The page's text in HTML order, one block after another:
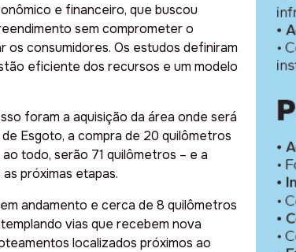
e financeiro, que buscou
sem comprometer o
consumidores. Os estudos definiram
eficiente dos recursos e um modelo
foram a aquisição da área onde será
Esgoto, a compra de 20 quilômetros
todo, serão 71 quilômetros – e a
próximas etapas.
andamento e cerca de 8 quilômetros
vias que recebem nova
localizados próximos ao